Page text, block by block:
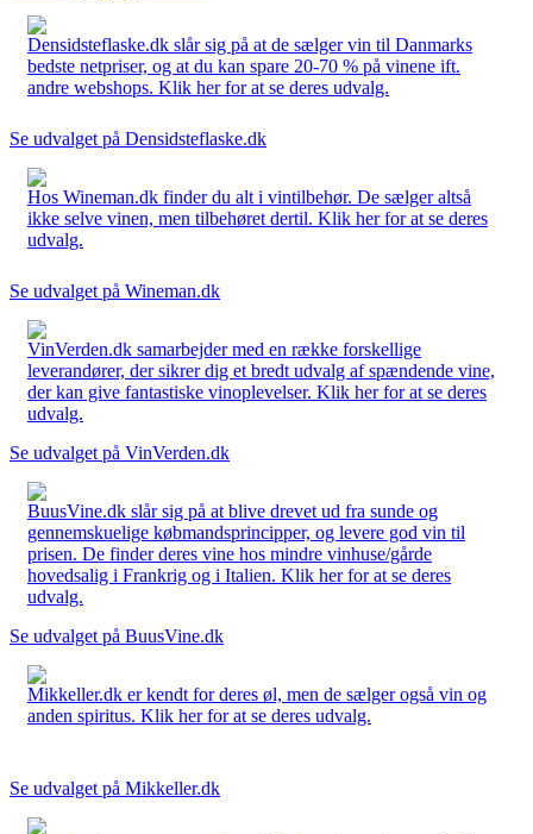
Densidsteflaske.dk slår sig på at de sælger vin til Danmarks
bedste netpriser, og at du kan spare 20-70 % på vinene ift.
andre webshops. Klik her for at se deres udvalg.
Se udvalget på Densidsteflaske.dk
Hos Wineman.dk finder du alt i vintilbehør. De sælger altså
ikke selve vinen, men tilbehøret dertil. Klik her for at se deres
udvalg.
Se udvalget på Wineman.dk
VinVerden.dk samarbejder med en række forskellige
leverandører, der sikrer dig et bredt udvalg af spændende vine,
der kan give fantastiske vinoplevelser. Klik her for at se deres
udvalg.
Se udvalget på VinVerden.dk
BuusVine.dk slår sig på at blive drevet ud fra sunde og
gennemskuelige købmandsprincipper, og levere god vin til
prisen. De finder deres vine hos mindre vinhuse/gårde
hovedsalig i Frankrig og i Italien. Klik her for at se deres
udvalg.
Se udvalget på BuusVine.dk
Mikkeller.dk er kendt for deres øl, men de sælger også vin og
anden spiritus. Klik her for at se deres udvalg.
Se udvalget på Mikkeller.dk